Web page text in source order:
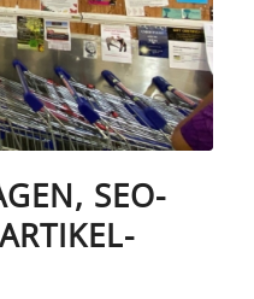
SEO-